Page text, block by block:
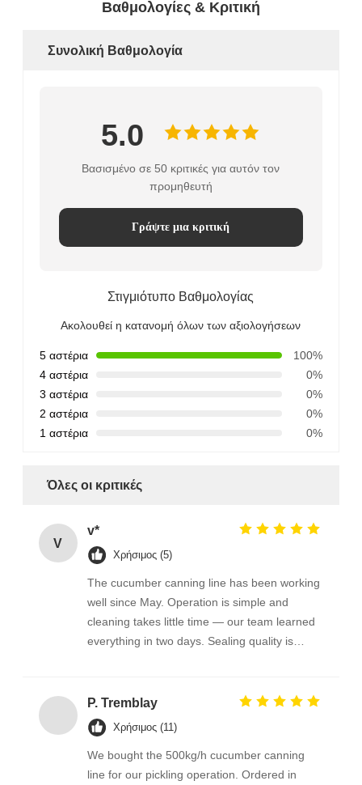
Βαθμολογίες & Κριτική
Συνολική Βαθμολογία
5.0
Βασισμένο σε 50 κριτικές για αυτόν τον
προμηθευτή
Γράψτε μια κριτική
Στιγμιότυπο Βαθμολογίας
Ακολουθεί η κατανομή όλων των αξιολογήσεων
5 αστέρια
100%
4 αστέρια
0%
3 αστέρια
0%
2 αστέρια
0%
1 αστέρια
0%
Όλες οι κριτικές
V
v*
Χρήσιμος (5)
The cucumber canning line has been working
well since May. Operation is simple and
cleaning takes little time — our team learned
everything in two days. Sealing quality is
happy with the purchase.
P. Tremblay
Χρήσιμος (11)
We bought the 500kg/h cucumber canning
line for our pickling operation. Ordered in